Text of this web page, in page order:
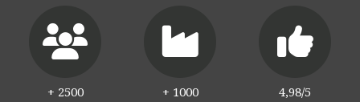
+ 2500 + 1000 4,98/5